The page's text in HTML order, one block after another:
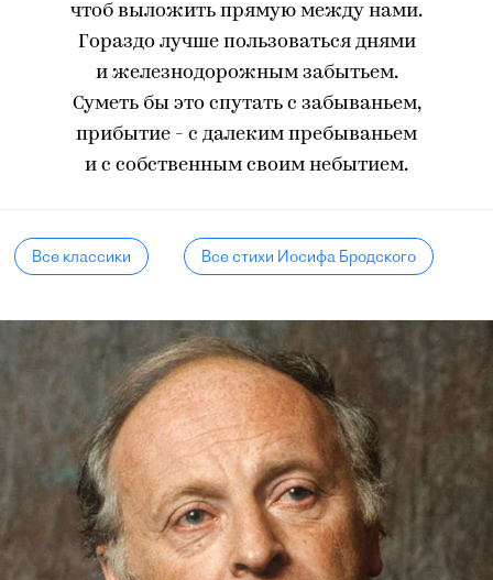
чтоб выложить прямую между нами.
Гораздо лучше пользоваться днями
и железнодорожным забытьем.
Суметь бы это спутать с забываньем,
прибытие - с далеким пребываньем
и с собственным своим небытием.
Все классики Все стихи Иосифа Бродского